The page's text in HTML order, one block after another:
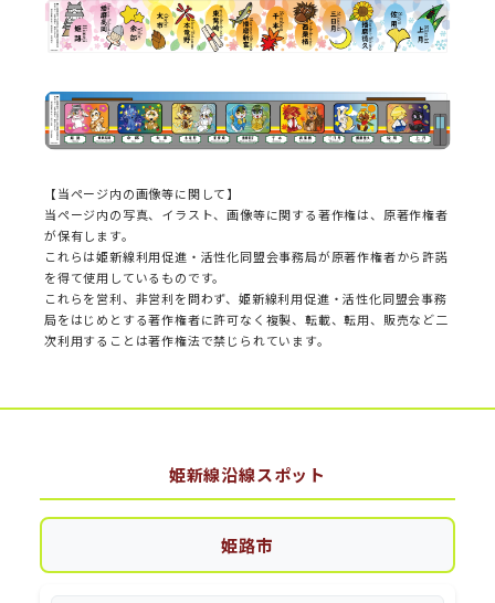
【当ページ内の画像等に関して】
当ページ内の写真、イラスト、画像等に関する著作権は、原著作権者
が保有します。
これらは姫新線利用促進・活性化同盟会事務局が原著作権者から許諾
を得て使用しているものです。
これらを営利、非営利を問わず、姫新線利用促進・活性化同盟会事務
局をはじめとする著作権者に許可なく複製、転載、転用、販売など二
次利用することは著作権法で禁じられています。
姫新線沿線スポット
姫路市